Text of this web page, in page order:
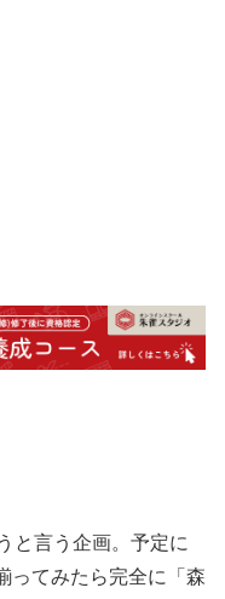
と言う企画。予定に
ってみたら完全に「森